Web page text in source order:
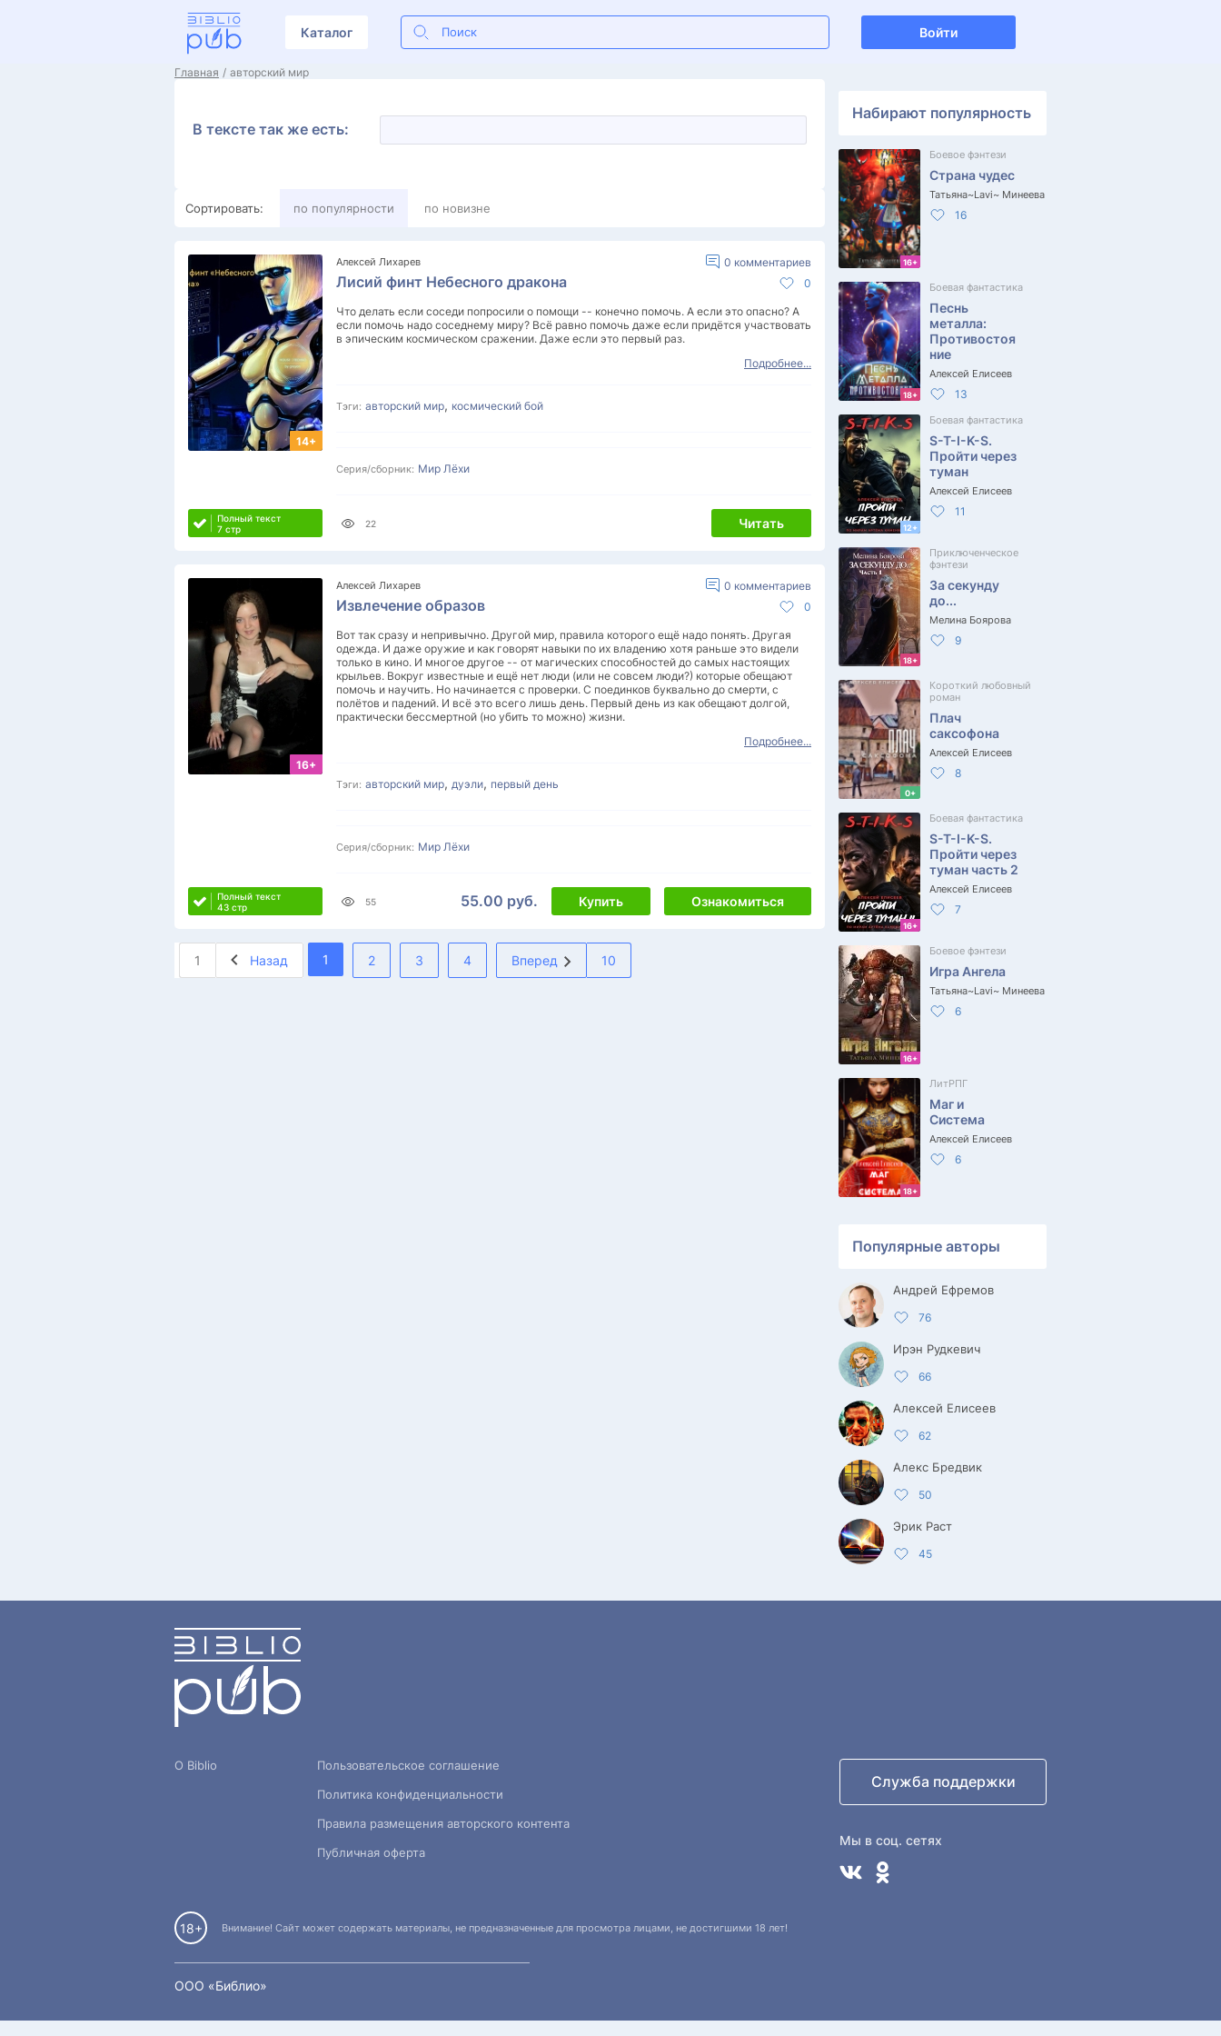
Каталог Войти
Главная авторский мир
В тексте так же есть:
Сортировать: по популярности по новизне
14+
Алексей Лихарев 0 комментариев
Лисий финт Небесного дракона 0
Что делать если соседи попросили о помощи -- конечно помочь. А если это опасно? А
если помочь надо соседнему миру? Всё равно помочь даже если придётся участвовать
в эпическим космическом сражении. Даже если это первый раз.
Подробнее...
Тэги: авторский мир, космический бой
Серия/сборник: Мир Лёхи
Полный текст
7 стр
22 Читать
16+
Алексей Лихарев 0 комментариев
Извлечение образов 0
Вот так сразу и непривычно. Другой мир, правила которого ещё надо понять. Другая
одежда. И даже оружие и как говорят навыки по их владению хотя раньше это видели
только в кино. И многое другое -- от магических способностей до самых настоящих
крыльев. Вокруг известные и ещё нет люди (или не совсем люди?) которые обещают
помочь и научить. Но начинается с проверки. С поединков буквально до смерти, с
полётов и падений. И всё это всего лишь день. Первый день из как обещают долгой,
практически бессмертной (но убить то можно) жизни.
Подробнее...
Тэги: авторский мир, дуэли, первый день
Серия/сборник: Мир Лёхи
Полный текст
43 стр
55 55.00 руб. Купить Ознакомиться
1 Назад 1 2 3 4 Вперед 10
Набирают популярность
16+
Боевое фэнтези
Страна чудес
Татьяна~Lavi~ Минеева
16
18+
Боевая фантастика
Песнь
металла:
Противостоя
ние
Алексей Елисеев
13
12+
Боевая фантастика
S-T-I-K-S.
Пройти через
туман
Алексей Елисеев
11
18+
Приключенческое
фэнтези
За секунду
до...
Мелина Боярова
9
0+
Короткий любовный
роман
Плач
саксофона
Алексей Елисеев
8
16+
Боевая фантастика
S-T-I-K-S.
Пройти через
туман часть 2
Алексей Елисеев
7
16+
Боевое фэнтези
Игра Ангела
Татьяна~Lavi~ Минеева
6
18+
ЛитРПГ
Маг и
Система
Алексей Елисеев
6
Популярные авторы
Андрей Ефремов
76
Ирэн Рудкевич
66
Алексей Елисеев
62
Алекс Бредвик
50
Эрик Раст
45
О Biblio
Пользовательское соглашение
Политика конфиденциальности
Правила размещения авторского контента
Публичная оферта
Служба поддержки
Мы в соц. сетях
18+ Внимание! Сайт может содержать материалы, не предназначенные для просмотра лицами, не достигшими 18 лет!
OOO «Библио»